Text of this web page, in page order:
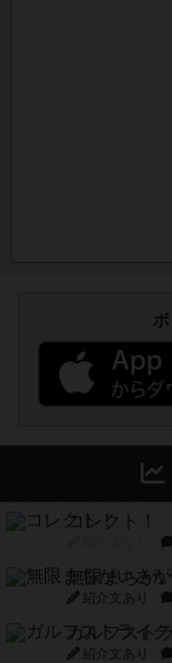
コレクト！
無限まちが
紹介文あり
ガルフスト
紹介文あり